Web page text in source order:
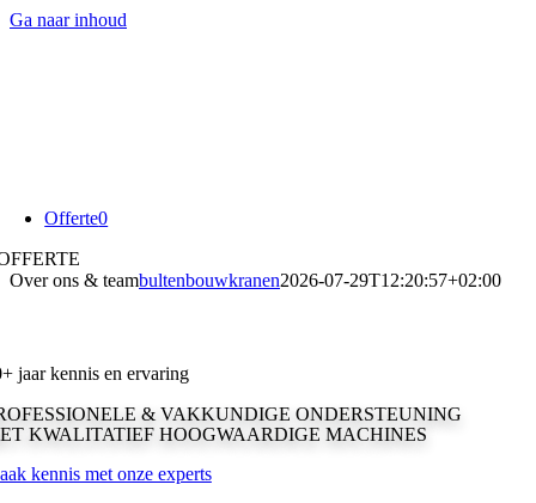
Ga naar inhoud
Offerte0
Over ons & teambultenbouwkranen2026-07-29T12:20:57+02:00
jaar kennis en ervaring
& VAKKUNDIGE ONDERSTEUNING
KWALITATIEF HOOGWAARDIGE MACHINES
kennis met onze experts